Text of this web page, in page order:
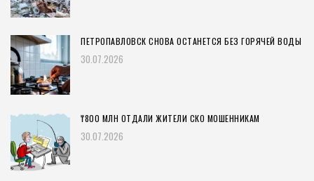
ПЕТРОПАВЛОВСК СНОВА ОСТАНЕТСЯ БЕЗ ГОРЯЧЕЙ ВОДЫ
30.07.2026
₸800 МЛН ОТДАЛИ ЖИТЕЛИ СКО МОШЕННИКАМ
30.07.2026